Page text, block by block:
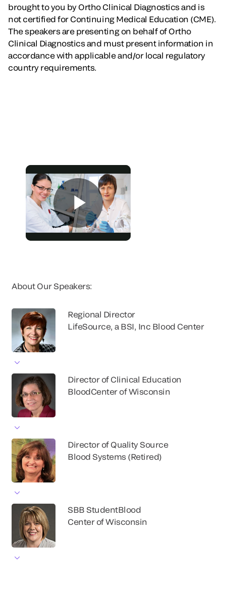
brought to you by Ortho Clinical Diagnostics and is
not certified for Continuing Medical Education (CME).
The speakers are presenting on behalf of Ortho
Clinical Diagnostics and must present information in
accordance with applicable and/or local regulatory
country requirements.
About Our Speakers:
Regional Director
LifeSource, a BSI, Inc Blood Center
Director of Clinical Education
BloodCenter of Wisconsin
Director of Quality Source
Blood Systems (Retired)
SBB StudentBlood
Center of Wisconsin